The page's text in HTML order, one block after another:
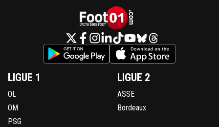
LIGUE 1
OL
OM
PSG
LIGUE 2
ASSE
Bordeaux